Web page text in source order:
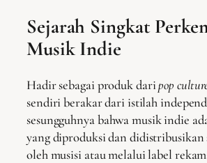
Sejarah Singkat
Musik Indie
Hadir sebagai produk daripop
sendiri berakar dari istilah
sesungguhnya bahwa musik indie
yang diproduksi dan didistribusikan
oleh musisi atau melalui label